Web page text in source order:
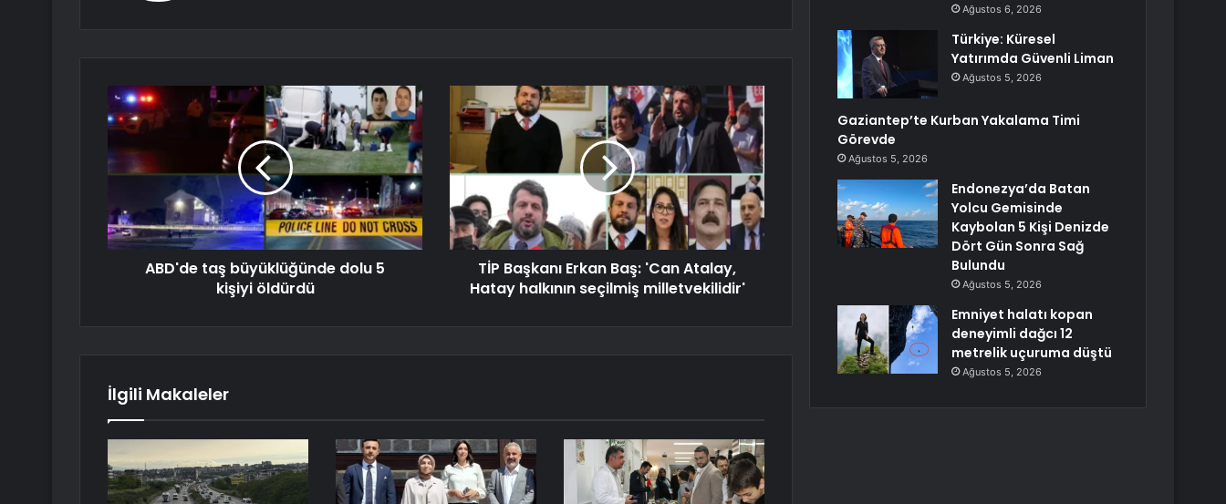
ABD'de taş büyüklüğünde dolu 5
kişiyi öldürdü
TİP Başkanı Erkan Baş: 'Can Atalay,
Hatay halkının seçilmiş milletvekilidir'
İlgili Makaleler
Ağustos 6, 2026
Türkiye: Küresel
Yatırımda Güvenli Liman
Ağustos 5, 2026
Gaziantep’te Kurban Yakalama Timi
Görevde
Ağustos 5, 2026
Endonezya’da Batan
Yolcu Gemisinde
Kaybolan 5 Kişi Denizde
Dört Gün Sonra Sağ
Bulundu
Ağustos 5, 2026
Emniyet halatı kopan
deneyimli dağcı 12
metrelik uçuruma düştü
Ağustos 5, 2026